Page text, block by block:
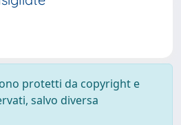
protetti da copyright e
salvo diversa